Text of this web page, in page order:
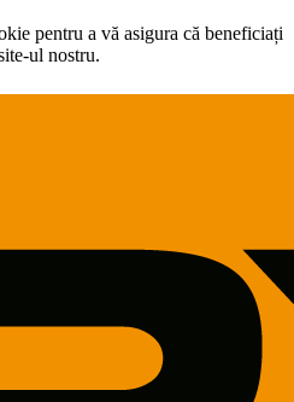
pentru a vă asigura că beneficiați
ul nostru.